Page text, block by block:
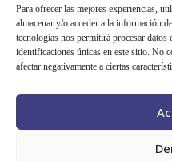
Para ofrecer las mejores experiencias,
almacenar y/o acceder a la información
tecnologías nos permitirá procesar
identificaciones únicas en este sitio. No
afectar negativamente a ciertas
Política de cookies
Condiciones Generales
Síguenos en redes